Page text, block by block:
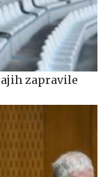
zapravile